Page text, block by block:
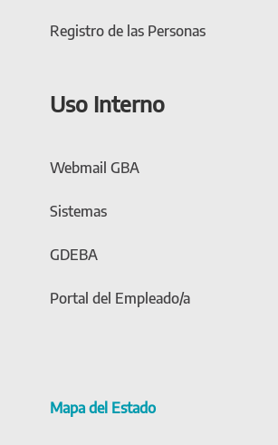
Registro de las Personas
Uso Interno
Webmail GBA
Sistemas
GDEBA
Portal del Empleado/a
Mapa del Estado